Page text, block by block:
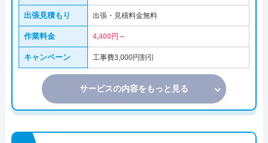
出張見積もり 出張・見積料金無料
作業料金 4,400円～
キャンペーン 工事費3,000円割引
サービスの内容をもっと見る